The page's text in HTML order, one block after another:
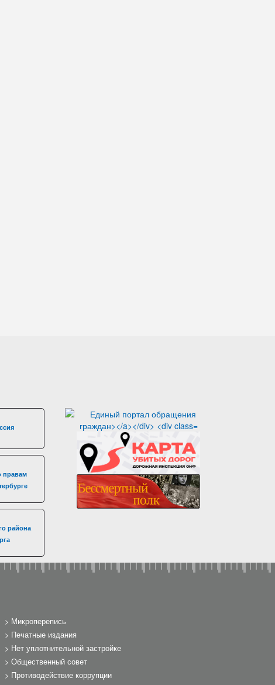
правам
района
Микроперепись
Печатные издания
Нет уплотнительной застройке
Общественный совет
Противодействие коррупции